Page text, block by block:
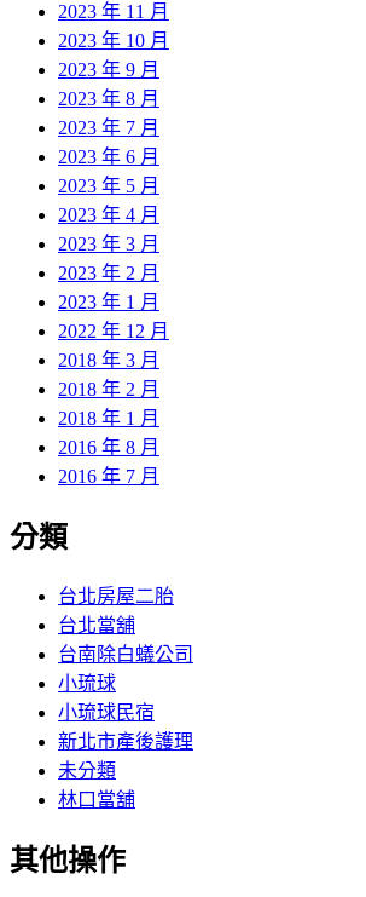
2023 年 11 月
2023 年 10 月
2023 年 9 月
2023 年 8 月
2023 年 7 月
2023 年 6 月
2023 年 5 月
2023 年 4 月
2023 年 3 月
2023 年 2 月
2023 年 1 月
2022 年 12 月
2018 年 3 月
2018 年 2 月
2018 年 1 月
2016 年 8 月
2016 年 7 月
分類
台北房屋二胎
台北當舖
台南除白蟻公司
小琉球
小琉球民宿
新北市產後護理
未分類
林口當舖
其他操作